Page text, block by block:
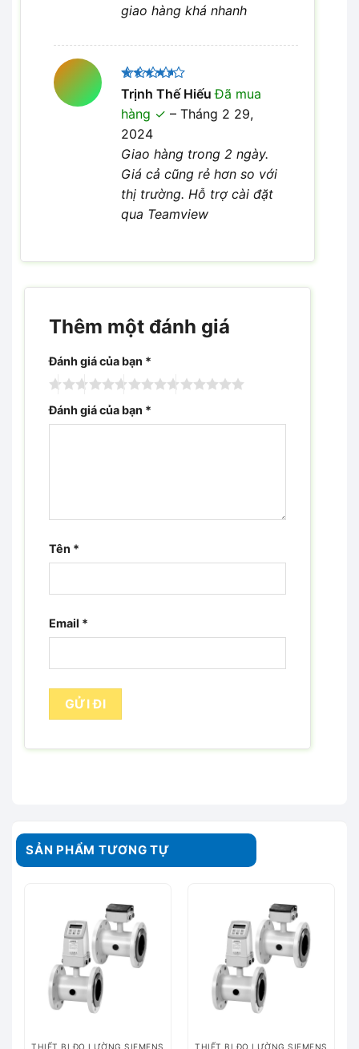
giao hàng khá nhanh
Được
xếp hạng
45 sao
Trịnh Thế HiếuĐã mua
hàng
– Tháng 2 29,
2024
Giao hàng trong 2 ngày.
Giá cả cũng rẻ hơn so với
thị trường. Hỗ trợ cài đặt
qua Teamview
Thêm một đánh giá
Đánh giá của bạn *
Đánh giá của bạn *
Tên *
Email *
SẢN PHẨM TƯƠNG TỰ
THIẾT BỊ ĐO LƯỜNG SIEMENS THIẾT BỊ ĐO LƯỜNG SIEMENS